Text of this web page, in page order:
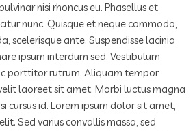
nisi rhoncus eu. Phasellus et
nunc. Quisque et neque commodo,
scelerisque ante. Suspendisse lacinia
ipsum interdum sed. Vestibulum
porttitor rutrum. Aliquam tempor
laoreet sit amet. Morbi luctus magna
cursus id. Lorem ipsum dolor sit amet,
Sed varius convallis massa, sed